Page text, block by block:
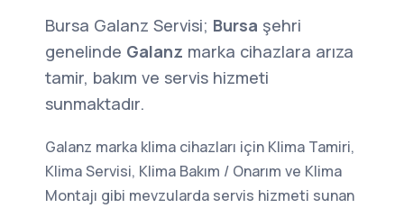
Bursa Galanz Servisi; Bursa şehri
genelinde Galanz marka cihazlara arıza
tamir, bakım ve servis hizmeti
sunmaktadır.
Galanz marka klima cihazları için Klima Tamiri,
Klima Servisi, Klima Bakım / Onarım ve Klima
Montajı gibi mevzularda servis hizmeti sunan